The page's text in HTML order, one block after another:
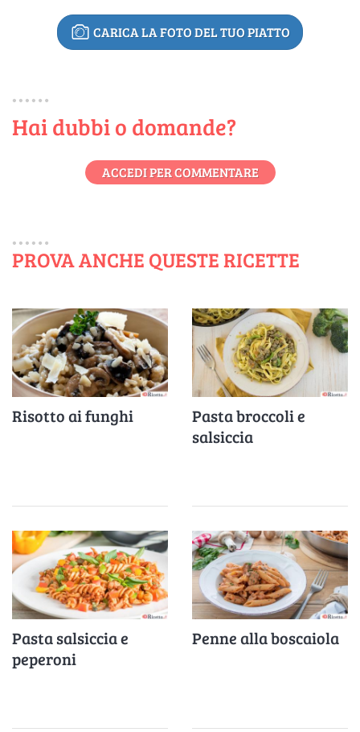
CARICA LA FOTO DEL TUO PIATTO
Hai dubbi o domande?
ACCEDI PER COMMENTARE
PROVA ANCHE QUESTE RICETTE
Risotto ai funghi
Pasta broccoli e
salsiccia
Pasta salsiccia e
peperoni
Penne alla boscaiola